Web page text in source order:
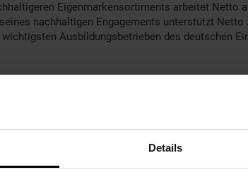
Details
Eigenmarkensortiments arbeitet Netto
nachhaltigen Engagements unterstützt
Ausbildungsbetrieben des deutschen